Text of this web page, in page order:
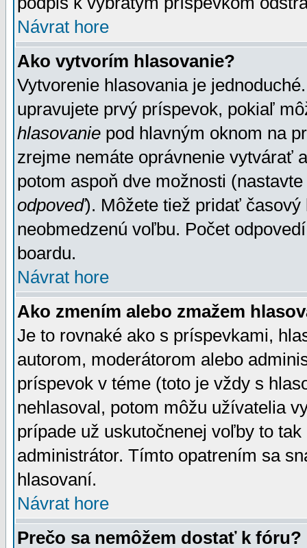
Návrat hore
Ako vytvorím hlasovanie?
Vytvorenie hlasovania je
upravujete prvý príspevok, pokiaľ
hlasovanie pod hlavným oknom na
zrejme nemáte oprávnenie vytvárať
potom aspoň dve možnosti
odpoveď). Môžete tiež pridať
neobmedzenú voľbu. Počet
boardu.
Návrat hore
Ako zmením alebo zmažem
Je to rovnaké ako s príspevkami,
autorom, moderátorom alebo
príspevok v téme (toto je vždy s
nehlasoval, potom môžu užívatelia
prípade už uskutočnenej voľby to
administrátor. Tímto opatrením sa
hlasovaní.
Návrat hore
Prečo sa nemôžem dostať k fóru?